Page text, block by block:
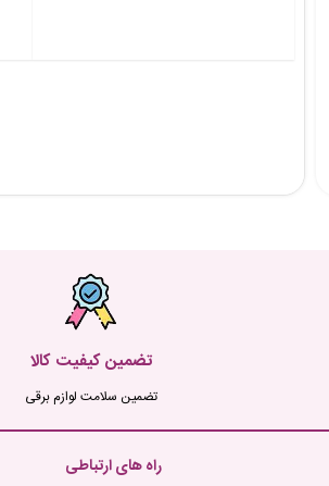
تضمین کیفیت کالا
تضمین سلامت لوازم برقی
راه های ارتباطی